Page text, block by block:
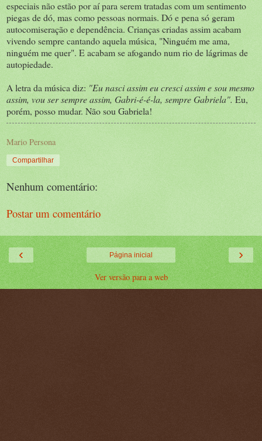
especiais não estão por aí para serem tratadas com um sentimento
piegas de dó, mas como pessoas normais. Dó e pena só geram
autocomiseração e dependência. Crianças criadas assim acabam
vivendo sempre cantando aquela música, "Ninguém me ama,
ninguém me quer". E acabam se afogando num rio de lágrimas de
autopiedade.
A letra da música diz: "Eu nasci assim eu cresci assim e sou mesmo
assim, vou ser sempre assim, Gabri-é-é-la, sempre Gabriela". Eu,
porém, posso mudar. Não sou Gabriela!
Mario Persona
Compartilhar
Nenhum comentário:
Postar um comentário
‹ ›
Página inicial
Ver versão para a web